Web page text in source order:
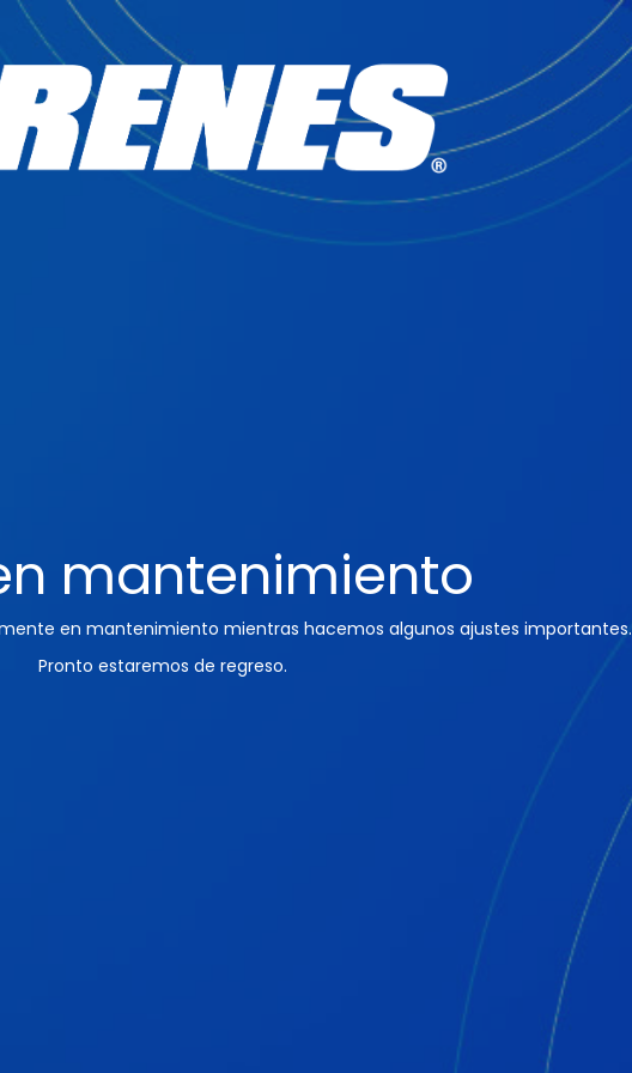
mantenimiento
en mantenimiento mientras hacemos algunos ajustes importantes.
Pronto estaremos de regreso.